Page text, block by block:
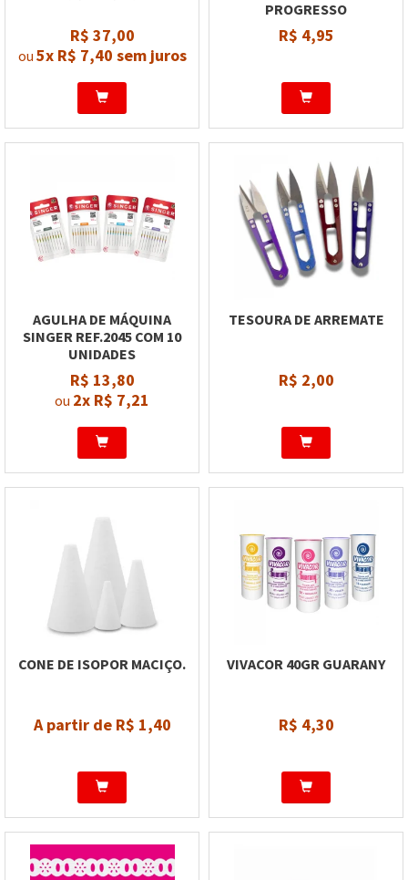
R$ 37,00
ou 5x R$ 7,40 sem juros
PROGRESSO
R$ 4,95
AGULHA DE MÁQUINA
SINGER REF.2045 COM 10
UNIDADES
R$ 13,80
ou 2x R$ 7,21
TESOURA DE ARREMATE
R$ 2,00
CONE DE ISOPOR MACIÇO.
A partir de R$ 1,40
VIVACOR 40GR GUARANY
R$ 4,30